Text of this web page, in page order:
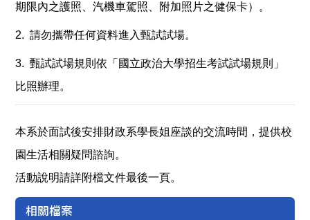
期限內之護照、汽機車駕照、附加照片之健保卡）。
2. 請勿攜帶任何資料進入甄試試場。
3. 甄試試場規則依「國立政治大學招生考試試場規則」
比照辦理。
本系於面試後安排財政系學長姐座談的交流時間，提供校
園生活相關疑問諮詢。
活動說明請詳附檔文件最後一頁。
相關檔案